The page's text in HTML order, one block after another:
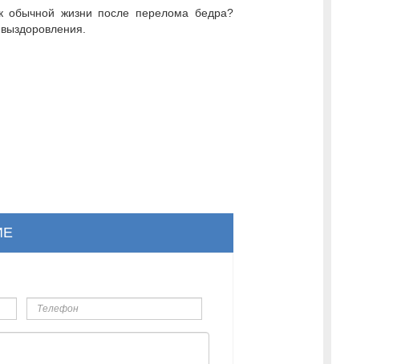
обычной жизни после перелома бедра?